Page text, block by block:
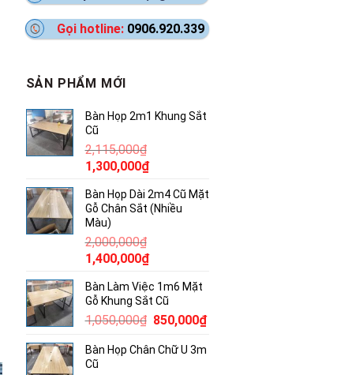
Gọi hotline: 0906.920.339
SẢN PHẨM MỚI
Bàn Họp 2m1 Khung Sắt
Cũ
2,115,000₫
Giá
là:
2,115,000₫.
1,300,000₫Giá
tại
là:
Bàn Họp Dài 2m4 Cũ Mặt
Gỗ Chân Sắt (Nhiều
Màu)
2,000,000₫
Giá
là:
2,000,000₫.
1,400,000₫Giá
tại
là:
1,400,000₫.
Bàn Làm Việc 1m6 Mặt
Gỗ Khung Sắt Cũ
1,050,000₫ Giá
là:
850,000₫Giá
Bàn Họp Chân Chữ U 3m
Cũ